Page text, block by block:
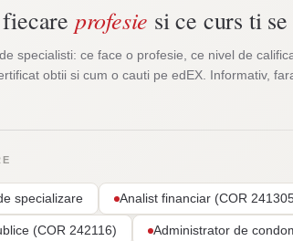
profesie si ce curs ti
specialisti: ce face o profesie, ce nivel de
obtii si cum o cauti pe edEX. Informativ,
specializare Analist financiar (COR
(COR 242116) Administrator de